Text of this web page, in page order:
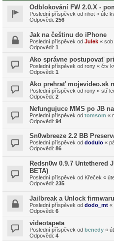
Odblokování FW 2.0.X -
Poslední příspěvek od rihot « úte
Odpovědi: 256
Jak na češtinu do iPhone
Poslední příspěvek od Julek « sob
Odpovědi: 1
Ako správne postupovať
Poslední příspěvek od rony « čtv
Odpovědi: 1
Ako prehrať mojevideo.sk
Poslední příspěvek od rony « stř
Odpovědi: 2
Nefungujuce MMS po JB
Poslední příspěvek od tomsom «
Odpovědi: 94
Sn0wbreeze 2.2 BB
Poslední příspěvek od dodulo «
Odpovědi: 86
Redsn0w 0.9.7 Untethered
BETA)
Poslední příspěvek od Křeček «
Odpovědi: 235
Jailbreak a Unlock
Poslední příspěvek od dodo_mt «
Odpovědi: 6
videotapeta
Poslední příspěvek od benedy «
Odpovědi: 4